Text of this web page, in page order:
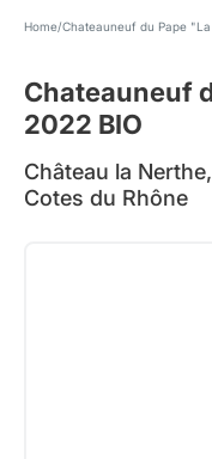
Home Chateauneuf du Pape
Chateauneuf
2022 BIO
Château la
Cotes du Rhône